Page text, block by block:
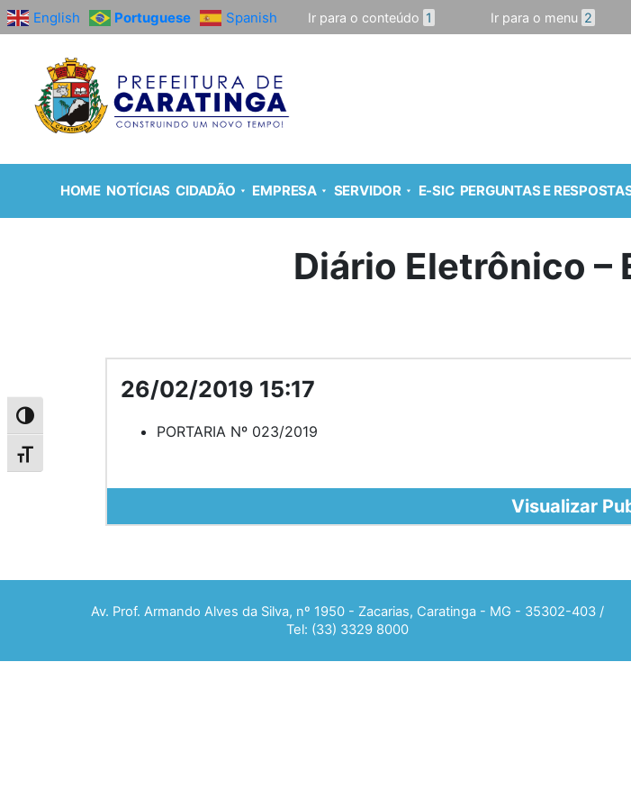
Alternar alto contraste
Alternar tamanho da fonte
English Portuguese Spanish Ir para o conteúdo 1 Ir para o menu 2
HOME NOTÍCIAS CIDADÃO EMPRESA SERVIDOR E-SIC PERGUNTAS E
Diário Eletrônico
26/02/2019 15:17
PORTARIA Nº 023/2019
Visualizar
Av. Prof. Armando Alves da Silva, nº 1950 - Zacarias, Caratinga - MG - 35302-403 /
Tel: (33) 3329 8000